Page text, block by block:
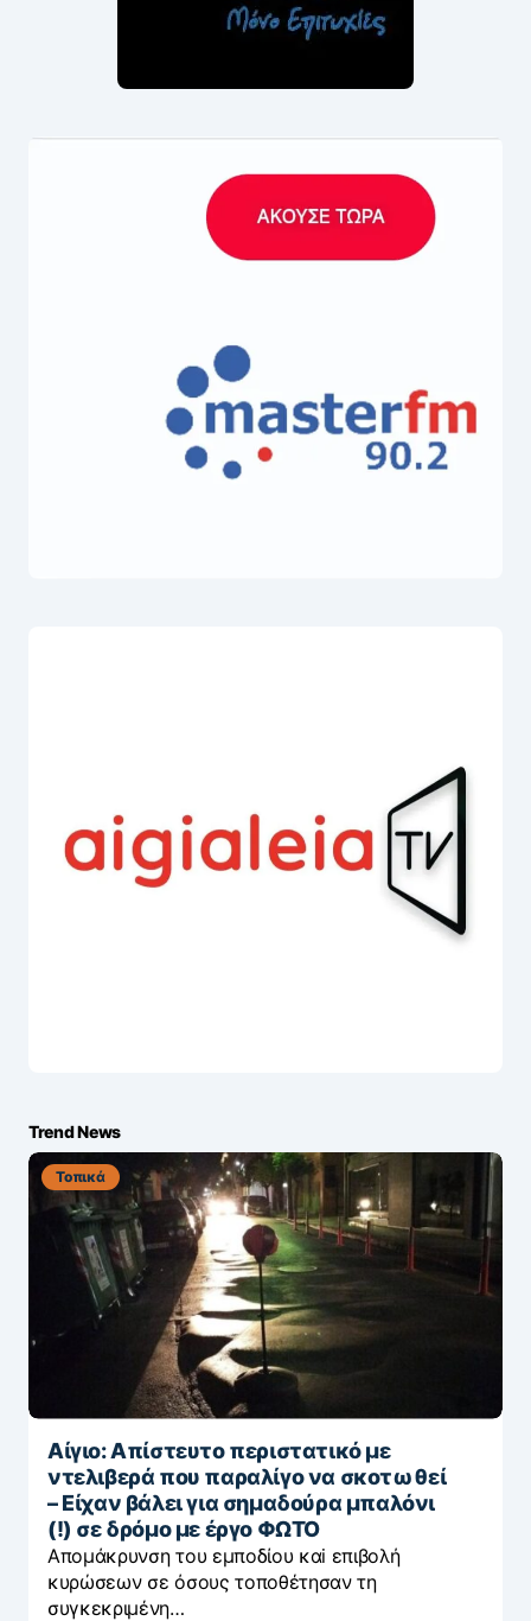
Trend News
Τοπικά
Αίγιο: Απίστευτο περιστατικό με
ντελιβερά που παραλίγο να σκοτωθεί
– Είχαν βάλει για σημαδούρα μπαλόνι
(!) σε δρόμο με έργο ΦΩΤΟ
Απομάκρυνση του εμποδίου καi επιβολή
κυρώσεων σε όσους τοποθέτησαν τη
συγκεκριμένη…